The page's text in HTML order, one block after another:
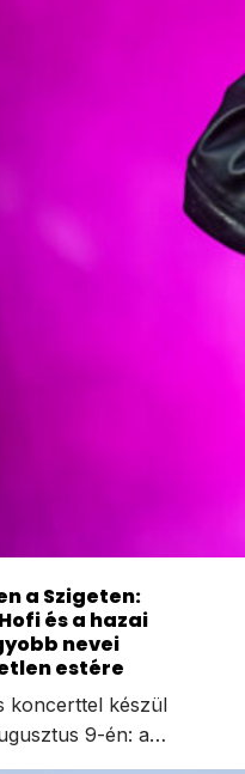
a Szigeten:
és a hazai
nevei
estére
koncerttel készül
9-én: a…